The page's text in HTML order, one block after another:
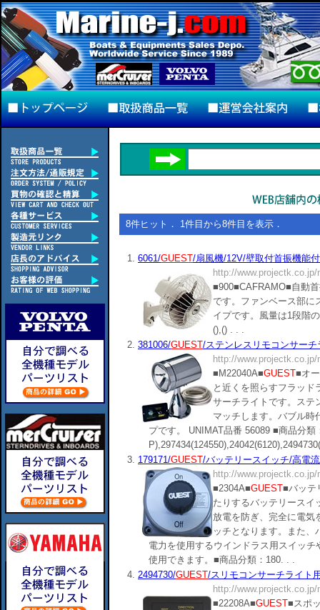
8件ヒット． 1件目から8件目を表示．
1. 6061/GUEST/扇風機/12V/壁取付首振機能
http://
■900■CAFRAMO■自動
です。ファンベース部に
イプです。風量は1段階
(),() . . .
2. 381006/GUEST/ステンレスリモコンサー
http://
■M22040A■GUEST■オ
と近くを照らすフラッド
サーチライトです。ステ
マッチします。バブル時
プです。 UNIMAT品番 56089 ■商品分類
3. 179171/GUEST/バッテリースイッチ/高電
http://
■2304A■GUEST■バッテ
たりするバッテリースイ
放電を防ぎ、完全に電気
ッチとなります。また、
電力を使用するウインドラス用スイッ
使用できます。■商品分類：180. . .
4. 2494730/GUEST/スリモコンサーチライト
http://
■22208A■GUEST■スポ